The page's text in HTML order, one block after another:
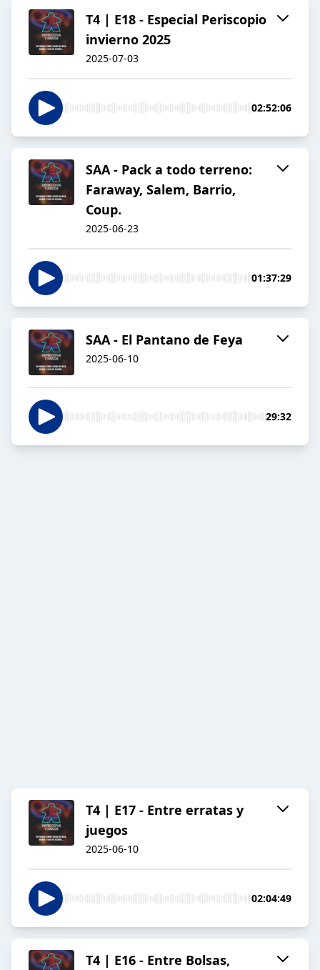
T4 | E18 - Especial Periscopio
invierno 2025
2025-07-03
02:52:06
SAA - Pack a todo terreno:
Faraway, Salem, Barrio,
Coup.
2025-06-23
01:37:29
SAA - El Pantano de Feya
2025-06-10
29:32
T4 | E17 - Entre erratas y
juegos
2025-06-10
02:04:49
T4 | E16 - Entre Bolsas,